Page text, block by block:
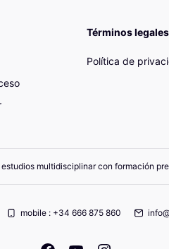
Términos legales
Política de
multidisciplinar con formación
mobile : +34 666 875 860